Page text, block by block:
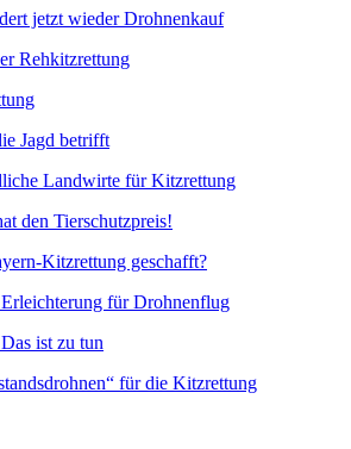
jetzt wieder Drohnenkauf
Rehkitzrettung
Jagd betrifft
Landwirte für Kitzrettung
den Tierschutzpreis!
Kitzrettung geschafft?
für Drohnenflug
ist zu tun
für die Kitzrettung